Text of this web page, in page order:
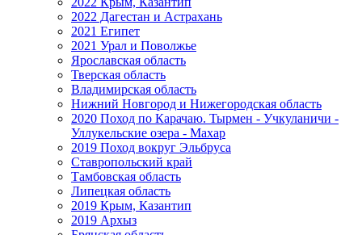
2022 Дагестан и Астрахань
2021 Египет
2021 Урал и Поволжье
Ярославская область
Тверская область
Владимирская область
Нижний Новгород и Нижегородская область
2020 Поход по Карачаю. Тырмен - Учкуланичи -
Уллукельские озера - Махар
2019 Поход вокруг Эльбруса
Ставропольский край
Тамбовская область
Липецкая область
2019 Крым, Казантип
2019 Архыз